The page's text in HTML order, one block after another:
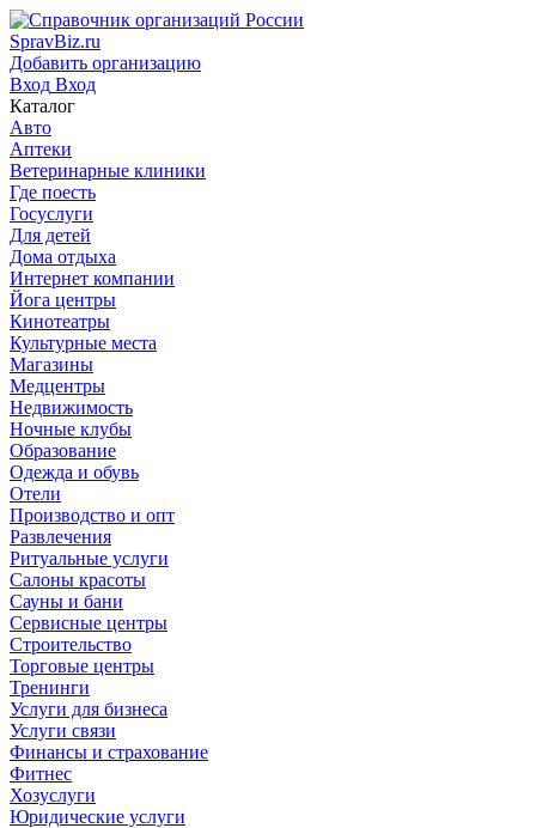
SpravBiz.ru
Добавить организацию
Вход Вход
Каталог
Авто
Аптеки
Ветеринарные клиники
Где поесть
Госуслуги
Для детей
Дома отдыха
Интернет компании
Йога центры
Кинотеатры
Культурные места
Магазины
Медцентры
Недвижимость
Ночные клубы
Образование
Одежда и обувь
Отели
Производство и опт
Развлечения
Ритуальные услуги
Салоны красоты
Сауны и бани
Сервисные центры
Строительство
Торговые центры
Тренинги
Услуги для бизнеса
Услуги связи
Финансы и страхование
Фитнес
Хозуслуги
Юридические услуги